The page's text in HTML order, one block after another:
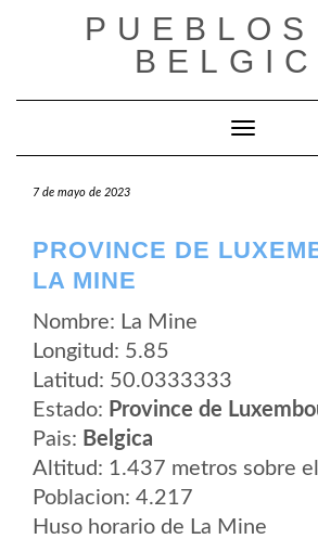
Cambiar
7 de mayo de 2023
PROVINCE DE
LA MINE
Nombre: La Mine
Longitud: 5.85
Latitud: 50.0333333
Estado: Province de
Pais: Belgica
Altitud: 1.437 metros sobre
Poblacion: 4.217
Huso horario de La Mine